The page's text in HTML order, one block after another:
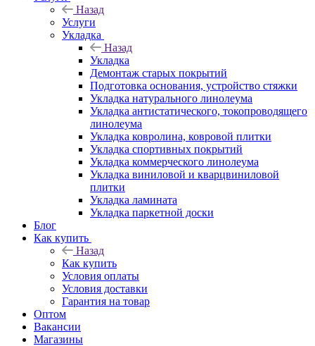
Назад
Услуги
Укладка
Назад
Укладка
Демонтаж старых покрытий
Подготовка основания, устройство стяжки
Укладка натурального линолеума
Укладка антистатического, токопроводящего
линолеума
Укладка ковролина, ковровой плитки
Укладка спортивных покрытий
Укладка коммерческого линолеума
Укладка виниловой и кварцвиниловой
плитки
Укладка ламината
Укладка паркетной доски
Блог
Как купить
Назад
Как купить
Условия оплаты
Условия доставки
Гарантия на товар
Оптом
Вакансии
Магазины